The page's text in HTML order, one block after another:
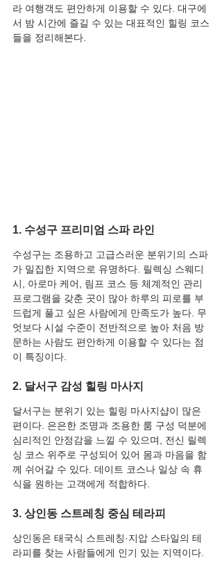
라 여행객도 편안하게 이용할 수 있다. 대구에
서 밤 시간에 즐길 수 있는 대표적인 힐링 코스
들을 정리해본다.
1. 수성구 프리미엄 스파 라인
수성구는 조용하고 고급스러운 분위기의 스파
가 밀집한 지역으로 유명하다. 릴렉싱 스웨디
시, 아로마 케어, 림프 코스 등 체계적인 관리
프로그램을 갖춘 곳이 많아 하루의 피로를 부
드럽게 풀고 싶은 사람에게 만족도가 높다. 무
엇보다 시설 수준이 전반적으로 높아 처음 방
문하는 사람도 편안하게 이용할 수 있다는 점
이 특징이다.
2. 달서구 감성 힐링 마사지
달서구는 분위기 있는 힐링 마사지샵이 많은
편이다. 은은한 조명과 조용한 룸 구성 덕분에
심리적인 안정감을 느낄 수 있으며, 전신 릴렉
싱 코스 위주로 구성되어 있어 몸과 마음을 함
께 쉬어갈 수 있다. 데이트 코스나 일상 속 휴
식을 원하는 고객에게 적합하다.
3. 상인동 스트레칭 중심 테라피
상인동은 태국식 스트레칭·지압 스타일의 테
라피를 찾는 사람들에게 인기 있는 지역이다.